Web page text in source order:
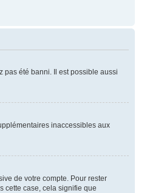
pas été banni. Il est possible aussi
inaccessibles aux
de votre compte. Pour rester
cette case, cela signifie que